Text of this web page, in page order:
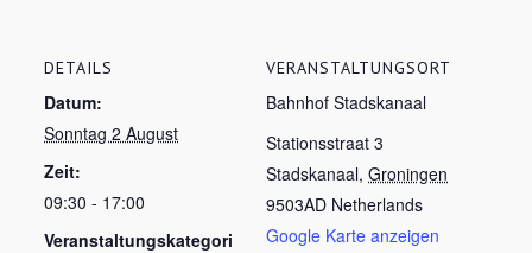
DETAILS
Datum:
Sonntag 2 August
Zeit:
09:30 - 17:00
Veranstaltungskategori
VERANSTALTUNGSORT
Bahnhof Stadskanaal
Stationsstraat 3
Stadskanaal, Groningen
9503AD Netherlands
Google Karte anzeigen